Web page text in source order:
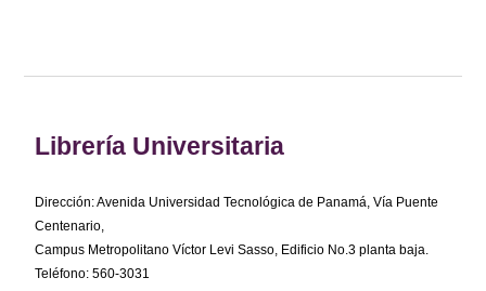
Librería Universitaria
Dirección: Avenida Universidad Tecnológica de Panamá, Vía Puente
Centenario,
Campus Metropolitano Víctor Levi Sasso, Edificio No.3 planta baja.
Teléfono: 560-3031